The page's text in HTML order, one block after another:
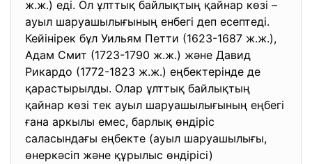
ж.ж.) еді. Ол ұлттық байлықтың қайнар көзі –
ауыл шаруашылығының енбегі деп есептеді.
Кейінірек бұл Уильям Петти (1623-1687 ж.ж.),
Адам Смит (1723-1790 ж.ж.) және Давид
Рикардо (1772-1823 ж.ж.) еңбектерінде де
қарастырылды. Олар ұлттық байлықтың
қайнар көзі тек ауыл шаруашылығының еңбегі
ғана аркылы емес, барлық өндіріс
саласындағы еңбекте (ауыл шаруашылығы,
өнеркәсіп және құрылыс өндірісі)